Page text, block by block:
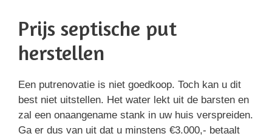
Prijs septische put
herstellen
Een putrenovatie is niet goedkoop. Toch kan u dit
best niet uitstellen. Het water lekt uit de barsten en
zal een onaangename stank in uw huis verspreiden.
Ga er dus van uit dat u minstens €3.000,- betaalt